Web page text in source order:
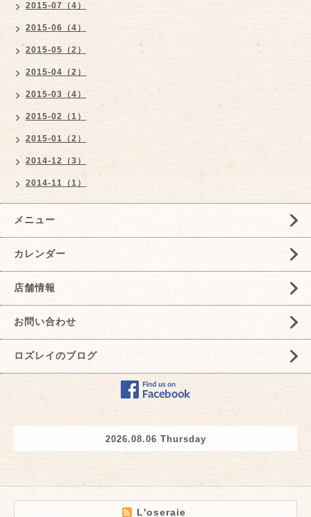
2015-07（4）
2015-06（4）
2015-05（2）
2015-04（2）
2015-03（4）
2015-02（1）
2015-01（2）
2014-12（3）
2014-11（1）
メニュー
カレンダー
店舗情報
お問い合わせ
ロズレイのブログ
2026.08.06 Thursday
L'oseraie